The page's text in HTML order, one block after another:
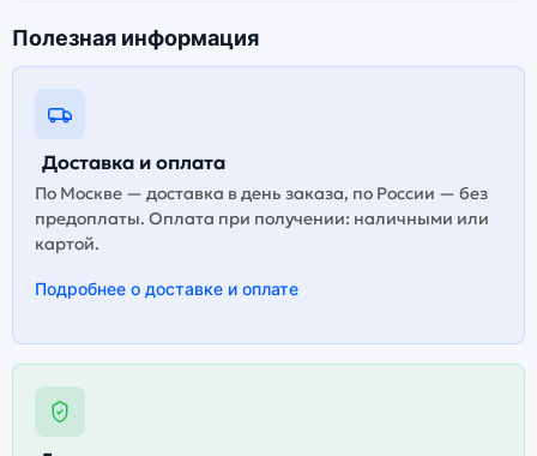
Полезная информация
Доставка и оплата
По Москве — доставка в день заказа, по России — без
предоплаты. Оплата при получении: наличными или
картой.
Подробнее о доставке и оплате